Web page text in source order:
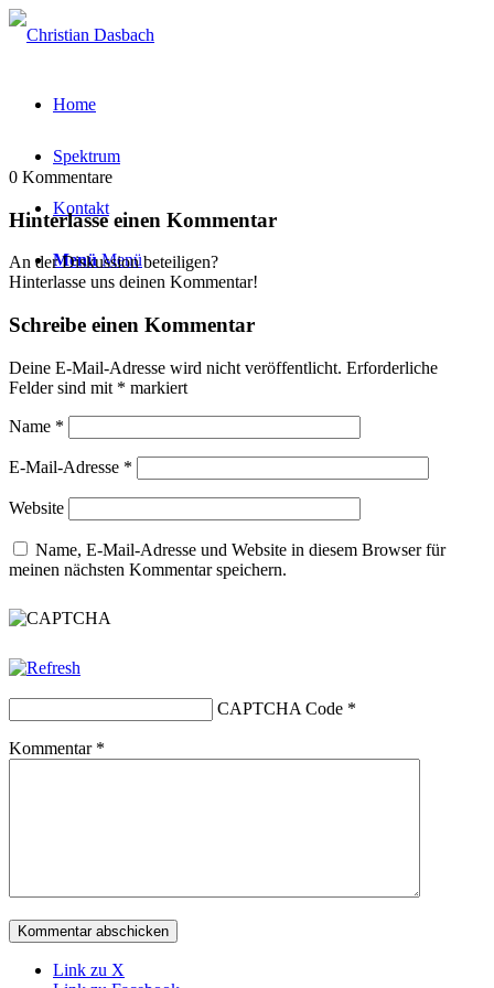
Home
Spektrum
Kontakt
Menü Menü
0 Kommentare
Hinterlasse einen Kommentar
An der Diskussion beteiligen?
Hinterlasse uns deinen Kommentar!
Schreibe einen Kommentar
Deine E-Mail-Adresse wird nicht veröffentlicht. Erforderliche
Felder sind mit * markiert
Name *
E-Mail-Adresse *
Website
Name, E-Mail-Adresse und Website in diesem Browser für
meinen nächsten Kommentar speichern.
CAPTCHA Code *
Kommentar *
Link zu X